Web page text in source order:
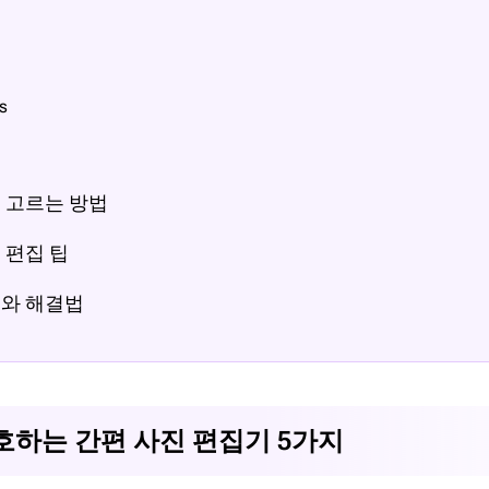
르는 방법
집 팁
해결법
하는 간편 사진 편집기 5가지